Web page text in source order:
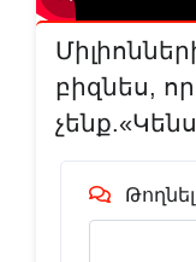
բիզնես,